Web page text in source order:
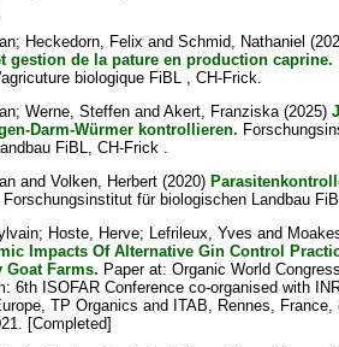
; Heckedorn, Felix andSchmid, Nathaniel
gestion de la pature en production caprine.
biologique FiBL , CH-Frick.
;Werne, Steffen andAkert, Franziska(2025)
Darm-Würmer kontrollieren.
FiBL, CH-Frick .
andVolken, Herbert (2020)
Forschungsinstitut für biologischen Landbau
; Hoste, Herve; Lefrileux, Yves and
Impacts Of Alternative Gin Control
Goat Farms. Paper at: Organic World
6th ISOFAR Conference co-organised with
TP Organics and ITAB, Rennes, France,
[Completed]